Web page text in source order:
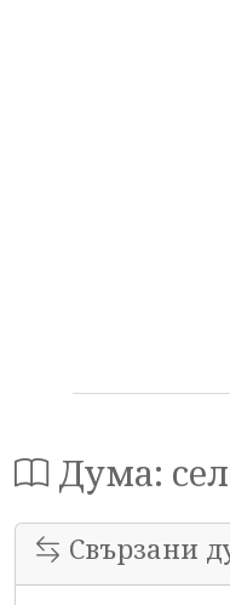
Дума:
Свързани